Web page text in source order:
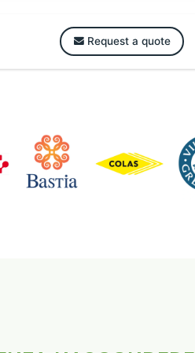
Request a quote